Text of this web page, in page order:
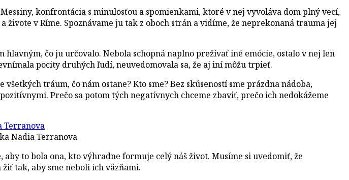
konfrontácia s minulosťou a spomienkami, ktoré v nej vyvoláva dom plný vecí,
v Ríme. Spoznávame ju tak z oboch strán a vidíme, že neprekonaná trauma jej
čo ju určovalo. Nebola schopná naplno prežívať iné emócie, ostalo v nej len
pocity druhých ľudí, neuvedomovala sa, že aj iní môžu trpieť.
tráum, čo nám ostane? Kto sme? Bez skúseností sme prázdna nádoba,
Prečo sa potom tých negatívnych chceme zbaviť, prečo ich nedokážeme
Nadia Terranova
to bola ona, kto výhradne formuje celý náš život. Musíme si uvedomiť, že
tak, aby sme neboli ich väzňami.